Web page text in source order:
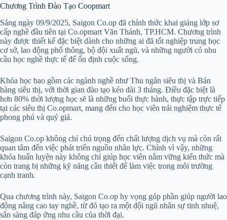
Chương Trình Đào Tạo Coopmart
Sáng ngày 09/9/2025, Saigon Co.op đã chính thức khai giảng lớp sơ
cấp nghề đầu tiên tại Co.opmart Văn Thánh, TP.HCM. Chương trình
này được thiết kế đặc biệt dành cho những ai đã tốt nghiệp trung học
cơ sở, lao động phổ thông, bộ đội xuất ngũ, và những người có nhu
cầu học nghề thực tế để ổn định cuộc sống.
Khóa học bao gồm các ngành nghề như Thu ngân siêu thị và Bán
hàng siêu thị, với thời gian đào tạo kéo dài 3 tháng. Điều đặc biệt là
hơn 80% thời lượng học sẽ là những buổi thực hành, thực tập trực tiếp
tại các siêu thị Co.opmart, mang đến cho học viên trải nghiệm thực tế
phong phú và quý giá.
Saigon Co.op không chỉ chú trọng đến chất lượng dịch vụ mà còn rất
quan tâm đến việc phát triển nguồn nhân lực. Chính vì vậy, những
khóa huấn luyện này không chỉ giúp học viên nắm vững kiến thức mà
còn trang bị những kỹ năng cần thiết để làm việc trong môi trường
cạnh tranh.
Qua chương trình này, Saigon Co.op hy vọng góp phần giúp người lao
động nâng cao tay nghề, từ đó tạo ra một đội ngũ nhân sự tinh nhuệ,
sẵn sàng đáp ứng nhu cầu của thời đại.